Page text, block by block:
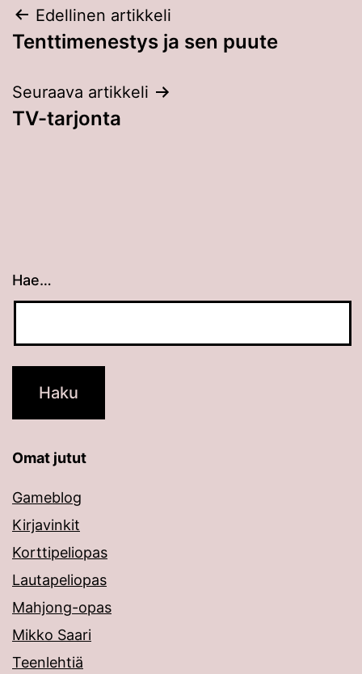
Artikkelien
selaus
Edellinen artikkeli
Tenttimenestys ja sen puute
Seuraava artikkeli
TV-tarjonta
Hae…
Kun tuloksia tulee, voit selata niitä
Omat jutut
Gameblog
Kirjavinkit
Korttipeliopas
Lautapeliopas
Mahjong-opas
Mikko Saari
Teenlehtiä